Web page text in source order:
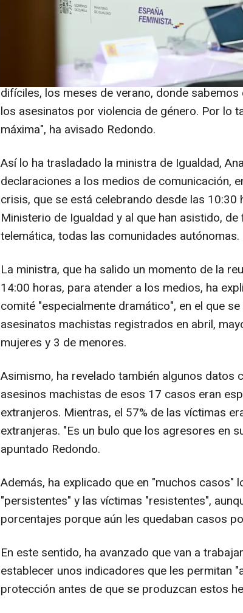
se concentran el 30% de los casos de
en España y ha hecho un llamamiento a los
que denuncien ante una sospecha de maltrato.
"Quiero alertar a la población en general, se
difíciles, los meses de verano, donde
los asesinatos por violencia de género. Por lo
máxima", ha avisado Redondo.
Así lo ha trasladado la ministra de Igualdad,
declaraciones a los medios de comunicación,
crisis, que se está celebrando desde las 10:30
Ministerio de Igualdad y al que han asistido,
telemática, todas las comunidades autónomas.
La ministra, que ha salido un momento de la
14:00 horas, para atender a los medios, ha
comité "especialmente dramático", en el que
asesinatos machistas registrados en abril,
mujeres y 3 de menores.
Asimismo, ha revelado también algunos datos
asesinos machistas de esos 17 casos eran
extranjeros. Mientras, el 57% de las víctimas
extranjeras. "Es un bulo que los agresores en
apuntado Redondo.
Además, ha explicado que en "muchos casos"
"persistentes" y las víctimas "resistentes",
porcentajes porque aún les quedaban casos
En este sentido, ha avanzado que van a
establecer unos indicadores que les permitan
protección antes de que se produzcan estos